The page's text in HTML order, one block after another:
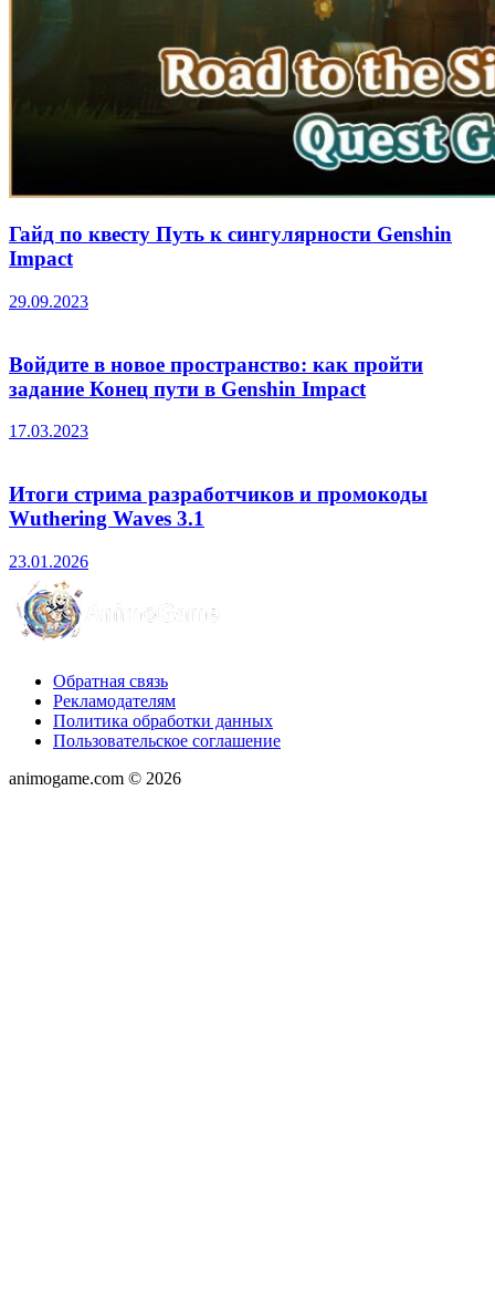
Гайд по квесту Путь к сингулярности Genshin
Impact
29.09.2023
Войдите в новое пространство: как пройти
задание Конец пути в Genshin Impact
17.03.2023
Итоги стрима разработчиков и промокоды
Wuthering Waves 3.1
23.01.2026
Обратная связь
Рекламодателям
Политика обработки данных
Пользовательское соглашение
animogame.com © 2026